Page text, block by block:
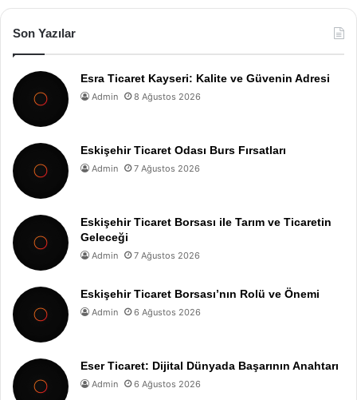
Son Yazılar
Esra Ticaret Kayseri: Kalite ve Güvenin Adresi
Admin 8 Ağustos 2026
Eskişehir Ticaret Odası Burs Fırsatları
Admin 7 Ağustos 2026
Eskişehir Ticaret Borsası ile Tarım ve Ticaretin
Geleceği
Admin 7 Ağustos 2026
Eskişehir Ticaret Borsası’nın Rolü ve Önemi
Admin 6 Ağustos 2026
Eser Ticaret: Dijital Dünyada Başarının Anahtarı
Admin 6 Ağustos 2026